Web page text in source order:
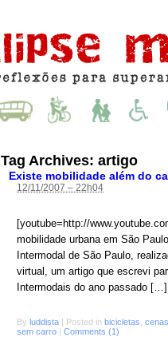
Tag Archives: artigo
Existe mobilidade além do
12/11/2007 – 22h04
[youtube=http://
mobilidade urbana em São
Intermodal de São Paulo,
virtual, um artigo que escrevi
Intermodais do ano passado […]
By luddista | Posted in bicicletas cenas
sem carro | Comments (1)